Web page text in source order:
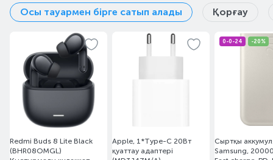
Осы тауармен бірге сатып алады Қорғау
Redmi Buds 8 Lite Black
(BHR08OMGL)
Apple, 1*Type-C 20Вт
қуаттау адаптері
0-0-24 -20%
Сыртқы
Samsung,